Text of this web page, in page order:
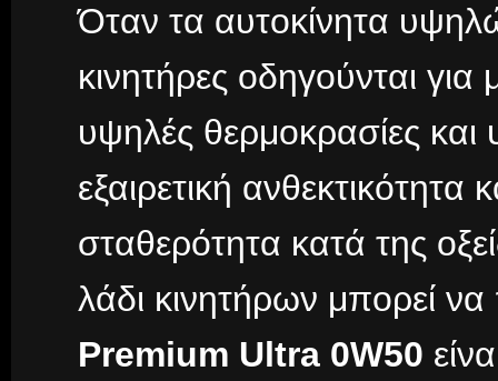
Όταν τα αυτοκίνητα
κινητήρες οδηγούνται
υψηλές θερμοκρασίες και
εξαιρετική
σταθερότητα κατά της
λάδι κινητήρων μπορεί
Premium Ultra 0W50